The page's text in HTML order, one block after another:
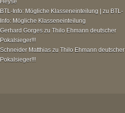
Heyse
BTL-Info: Mögliche Klasseneinteilung | zu BTL-
Info: Mögliche Klasseneinteilung
Gerhard Gorges zu Thilo Ehmann deutscher
Pokalsieger!!!
Schneider Matthias zu Thilo Ehmann deutscher
Pokalsieger!!!